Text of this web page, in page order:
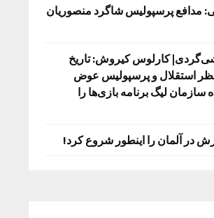
مدافع پرسپولیس شاگرد منصوریان
کارلوس کیروش: تاریخ
استقلال و پرسپولیس عوض
سازمان لیگ برنامه بازی‌ها را
در آلمان را اینطور شروع کرد!